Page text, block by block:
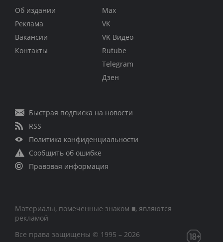
Об издании
Реклама
Вакансии
Контакты
Max
VK
VK Видео
Rutube
Telegram
Дзен
Быстрая подписка на новости
RSS
Политика конфиденциальности
Сообщить об ошибке
Правовая информация
Материалы, помеченные знаком ■, являются
рекламой
Все права защищены © 1995 – 2026